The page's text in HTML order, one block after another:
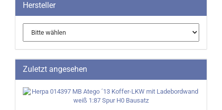
Hersteller
Zuletzt angesehen